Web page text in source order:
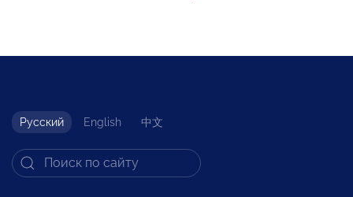
Русский English 中文